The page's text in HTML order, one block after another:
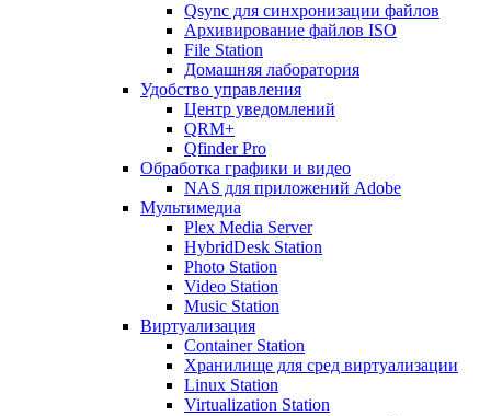
Qsync для синхронизации файлов
Архивирование файлов ISO
File Station
Домашняя лаборатория
Удобство управления
Центр уведомлений
QRM+
Qfinder Pro
Обработка графики и видео
NAS для приложений Adobe
Мультимедиа
Plex Media Server
HybridDesk Station
Photo Station
Video Station
Music Station
Виртуализация
Container Station
Хранилище для сред виртуализации
Linux Station
Virtualization Station